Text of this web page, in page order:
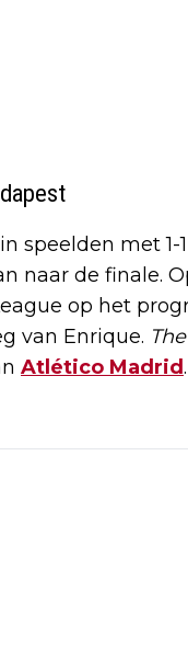
speelden met 1-
naar de finale.
op het
van Enrique.
Atlético Madrid.